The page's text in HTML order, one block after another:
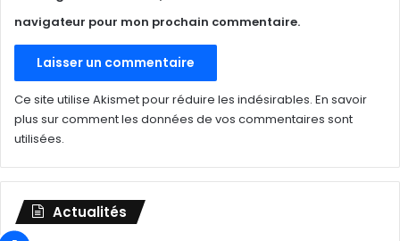
navigateur pour mon prochain commentaire.
Ce site utilise Akismet pour réduire les indésirables. En savoir
plus sur comment les données de vos commentaires sont
utilisées.
Actualités